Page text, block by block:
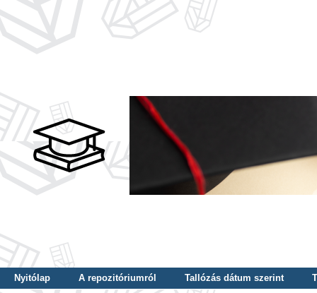
Nyitólap A repozitóriumról Tallózás dátum szerint